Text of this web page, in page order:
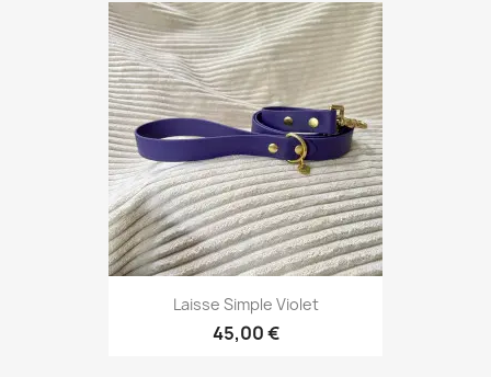
Laisse Simple Violet
45,00 €